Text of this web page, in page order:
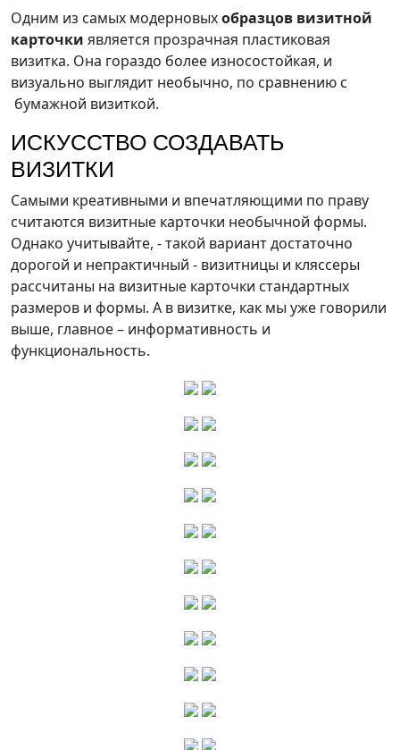
Одним из самых модерновыхобразцов визитной
карточки является прозрачная пластиковая
визитка. Она гораздо более износостойкая, и
визуально выглядит необычно, по сравнению с
бумажной визиткой.
ИСКУССТВО СОЗДАВАТЬ
ВИЗИТКИ
Самыми креативными и впечатляющими по праву
считаются визитные карточки необычной формы.
Однако учитывайте, - такой вариант достаточно
дорогой и непрактичный - визитницы и кляссеры
рассчитаны на визитные карточки стандартных
размеров и формы. А в визитке, как мы уже говорили
выше, главное – информативность и
функциональность.